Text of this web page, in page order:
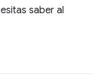
saber al